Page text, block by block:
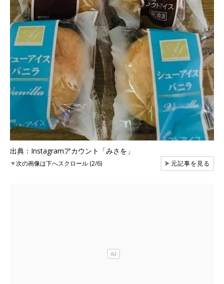
出典：Instagramアカウント「みさを」
▼次の画像は下へスクロール (2/6) ▶元記事を見る